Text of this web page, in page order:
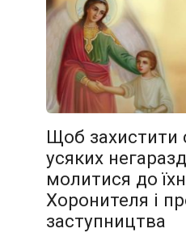
Щоб захистити
усяких
молитися до
Хоронителя і
заступництва